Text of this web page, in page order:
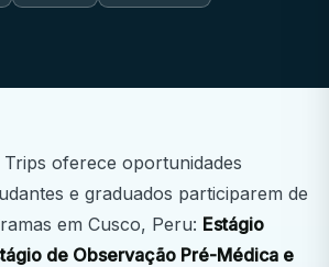
oferece oportunidades
e graduados participarem de
em Cusco, Peru: Estágio
de Observação Pré-Médica e